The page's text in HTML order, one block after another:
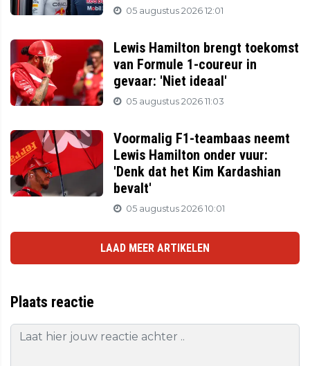
05 augustus 2026 12:01
Lewis Hamilton brengt toekomst
van Formule 1-coureur in
gevaar: 'Niet ideaal'
05 augustus 2026 11:03
Voormalig F1-teambaas neemt
Lewis Hamilton onder vuur:
'Denk dat het Kim Kardashian
bevalt'
05 augustus 2026 10:01
LAAD MEER ARTIKELEN
Plaats reactie